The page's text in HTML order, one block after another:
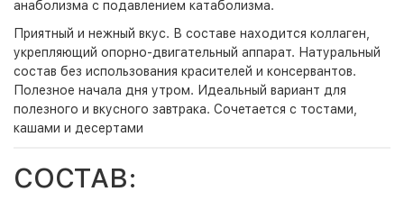
анаболизма с подавлением катаболизма.
Приятный и нежный вкус. В составе находится коллаген,
укрепляющий опорно-двигательный аппарат. Натуральный
состав без использования красителей и консервантов.
Полезное начала дня утром. Идеальный вариант для
полезного и вкусного завтрака. Сочетается с тостами,
кашами и десертами
СОСТАВ: